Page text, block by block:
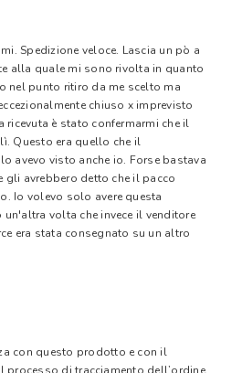
Spedizione veloce. Lascia un pò a
alla quale mi sono rivolta in quanto
nel punto ritiro da me scelto ma
chiuso x imprevisto
ricevuta è stato confermarmi che il
Questo era quello che il
avevo visto anche io. Forse bastava
gli avrebbero detto che il pacco
Io volevo solo avere questa
un'altra volta che invece il venditore
era stata consegnato su un altro
con questo prodotto e con il